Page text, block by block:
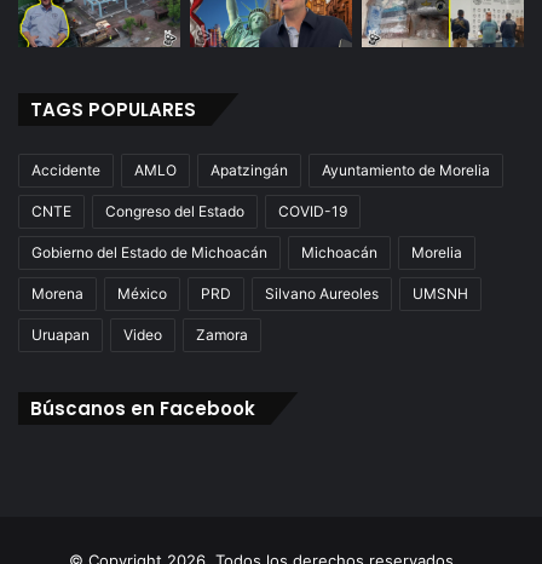
TAGS POPULARES
Accidente AMLO Apatzingán Ayuntamiento de Morelia
CNTE Congreso del Estado COVID-19
Gobierno del Estado de Michoacán Michoacán Morelia
Morena México PRD Silvano Aureoles UMSNH
Uruapan Video Zamora
Búscanos en Facebook